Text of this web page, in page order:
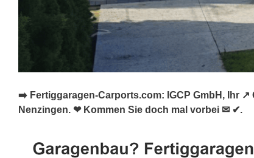
➡️ Fertiggaragen-Carports.com: IGCP GmbH, Ihr
Nenzingen. ❤ Kommen Sie doch mal vorbei ✉ ✔.